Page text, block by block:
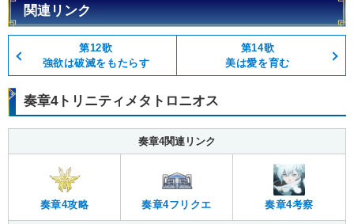
関連リンク
第12歌
強欲は破滅をもたらす
第14歌
美は愛を育む
奏章4トリニティメタトロニオス
奏章4関連リンク
奏章4攻略 奏章4フリクエ 奏章4考察